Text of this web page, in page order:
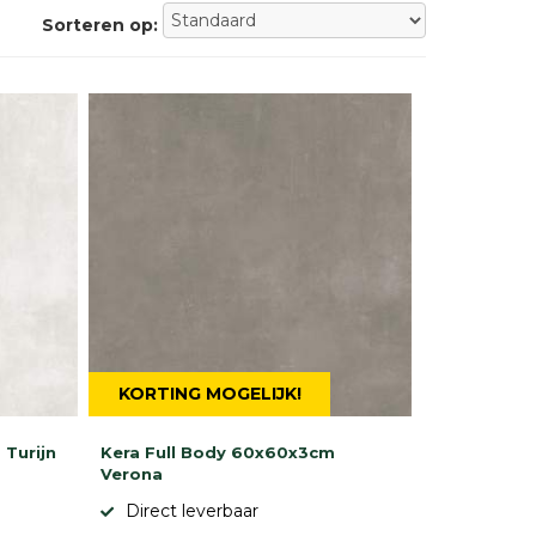
Sorteren op:
Turijn
KORTING MOGELIJK!
Kera Full Body 60x60x3cm
Verona
Direct leverbaar